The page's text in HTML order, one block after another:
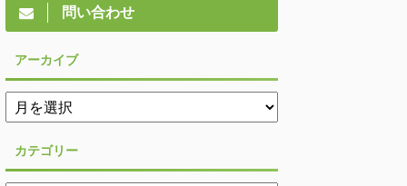
問い合わせ
アーカイブ
カテゴリー